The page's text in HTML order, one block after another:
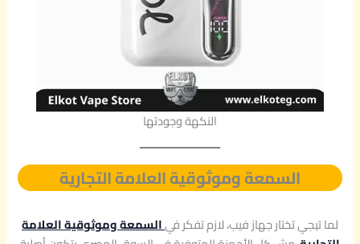
النكهة وجودتها
السمعة وموثوقية العلامة التجارية
لما تيجي تختار جهاز فيب، لازم تفكر فيالسمعة وموثوقية العلامة